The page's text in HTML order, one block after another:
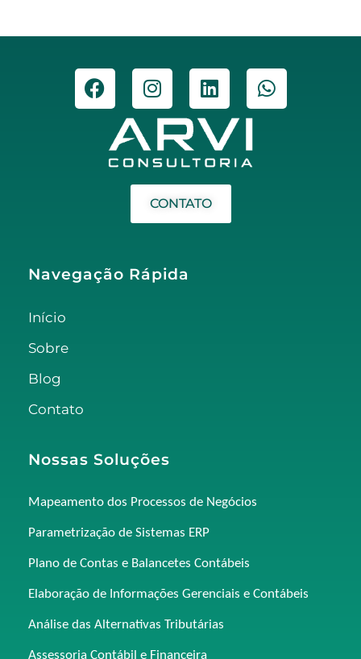
CONTATO
Navegação Rápida
Início
Sobre
Blog
Contato
Nossas Soluções
Mapeamento dos Processos de Negócios
Parametrização de Sistemas ERP
Plano de Contas e Balancetes Contábeis
Elaboração de Informações Gerenciais e Contábeis
Análise das Alternativas Tributárias
Assessoria Contábil e Financeira